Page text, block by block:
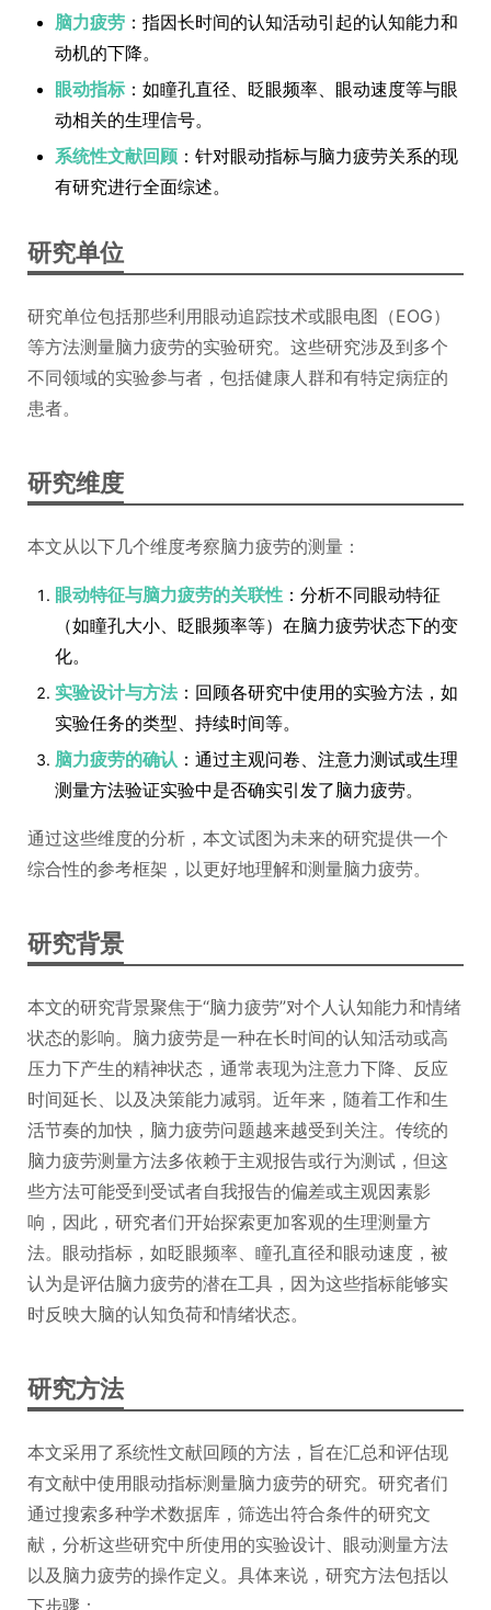
脑力疲劳 ：指因长时间的认知活动引起的认知能力和
动机的下降。
眼动指标 ：如瞳孔直径、眨眼频率、眼动速度等与眼
动相关的生理信号。
系统性文献回顾 ：针对眼动指标与脑力疲劳关系的现
有研究进行全面综述。
研究单位
研究单位包括那些利用眼动追踪技术或眼电图（EOG）
等方法测量脑力疲劳的实验研究。这些研究涉及到多个
不同领域的实验参与者，包括健康人群和有特定病症的
患者。
研究维度
本文从以下几个维度考察脑力疲劳的测量：
眼动特征与脑力疲劳的关联性 ：分析不同眼动特征
（如瞳孔大小、眨眼频率等）在脑力疲劳状态下的变
化。
实验设计与方法 ：回顾各研究中使用的实验方法，如
实验任务的类型、持续时间等。
脑力疲劳的确认 ：通过主观问卷、注意力测试或生理
测量方法验证实验中是否确实引发了脑力疲劳。
通过这些维度的分析，本文试图为未来的研究提供一个
综合性的参考框架，以更好地理解和测量脑力疲劳。
研究背景
本文的研究背景聚焦于“脑力疲劳”对个人认知能力和情绪
状态的影响。脑力疲劳是一种在长时间的认知活动或高
压力下产生的精神状态，通常表现为注意力下降、反应
时间延长、以及决策能力减弱。近年来，随着工作和生
活节奏的加快，脑力疲劳问题越来越受到关注。传统的
脑力疲劳测量方法多依赖于主观报告或行为测试，但这
些方法可能受到受试者自我报告的偏差或主观因素影
响，因此，研究者们开始探索更加客观的生理测量方
法。眼动指标，如眨眼频率、瞳孔直径和眼动速度，被
认为是评估脑力疲劳的潜在工具，因为这些指标能够实
时反映大脑的认知负荷和情绪状态。
研究方法
本文采用了系统性文献回顾的方法，旨在汇总和评估现
有文献中使用眼动指标测量脑力疲劳的研究。研究者们
通过搜索多种学术数据库，筛选出符合条件的研究文
献，分析这些研究中所使用的实验设计、眼动测量方法
以及脑力疲劳的操作定义。具体来说，研究方法包括以
下步骤：